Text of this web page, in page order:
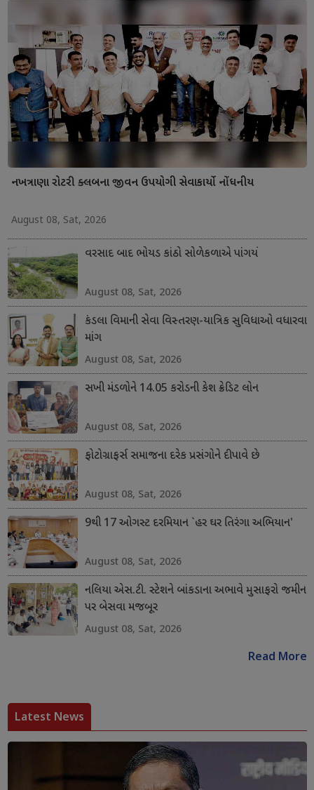
નખત્રાણા રોટરી ક્લબના જીવન ઉપયોગી સેવાકાર્યો નોંધનીય
August 08, Sat, 2026
વરસાદ બાદ ભોયડ કાંઠો સોળેકળાએ પાંગર્યો
August 08, Sat, 2026
કંડલા વિમાની સેવા વિસ્તરણ-યાત્રિક સુવિધાઓ વધારવા
માંગ
August 08, Sat, 2026
સખી મંડળોને 14.05 કરોડની કેશ ક્રેડિટ લોન
August 08, Sat, 2026
ફોટોગ્રાફર્સ સમાજના દરેક પ્રસંગોને દીપાવે છે
August 08, Sat, 2026
9થી 17 ઓગસ્ટ દરમિયાન `હર ઘર તિરંગા અભિયાન'
August 08, Sat, 2026
નલિયા એસ.ટી. સ્ટેશને બાંકડાના અભાવે મુસાફરો જમીન
પર બેસવા મજબૂર
August 08, Sat, 2026
Read More
Latest News